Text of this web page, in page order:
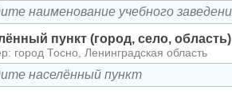
пункт (город, село,
город Тосно, Ленинградская область